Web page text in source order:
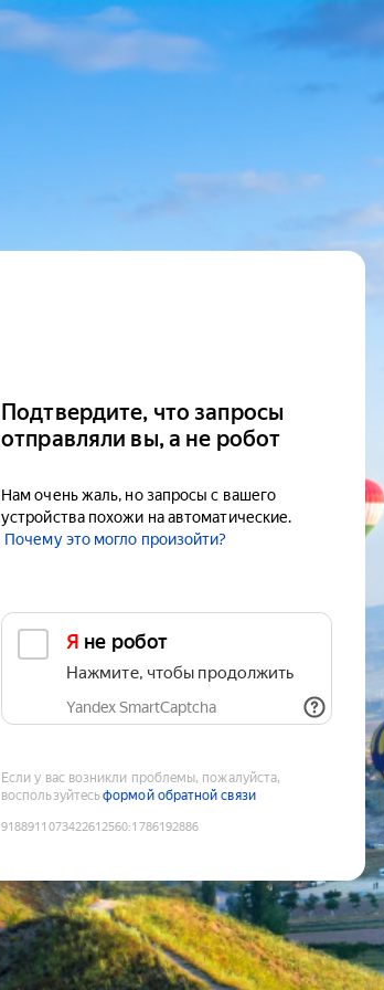
Подтвердите, что запросы
отправляли вы, а не робот
Нам очень жаль, но запросы с вашего
устройства похожи на автоматические.
Почему это могло произойти?
Я не робот
Нажмите, чтобы продолжить
Yandex SmartCaptcha
Если у вас возникли проблемы, пожалуйста,
воспользуйтесьформой обратной связи
9188911073422612560:1786192886